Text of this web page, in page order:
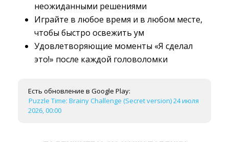
неожиданными решениями
Играйте в любое время и в любом месте,
чтобы быстро освежить ум
Удовлетворяющие моменты «Я сделал
это!» после каждой головоломки
Есть обновление в Google Play:
Puzzle Time: Brainy Challenge (Secret version) 24 июля
2026, 00:00